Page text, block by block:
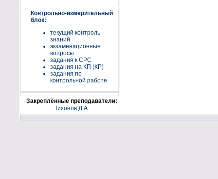
Контрольно-измерительный
блок:
текущий контроль
знаний
экзаменационные
вопросы
задания к СРС
задания на КП (КР)
задания по
контрольной работе
Закреплённые преподаватели:
Тихонов Д.А.